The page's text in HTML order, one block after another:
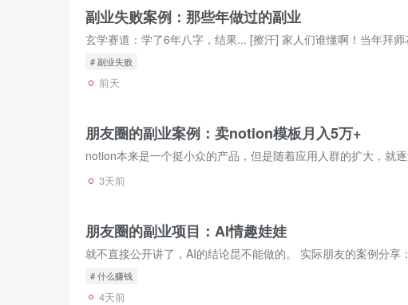
副业失败案例：那些年做过的副业
# 副业失败
前天
朋友圈的副业案例：卖notion模板月入5万+
3天前
朋友圈的副业项目：AI情趣娃娃
就不直接公开讲了，AI的结论昆不能做的。 实际朋友的案例分享：
# 什么赚钱
4天前